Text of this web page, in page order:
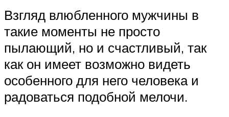
Взгляд влюбленного мужчины в
такие моменты не просто
пылающий, но и счастливый, так
как он имеет возможно видеть
особенного для него человека и
радоваться подобной мелочи.